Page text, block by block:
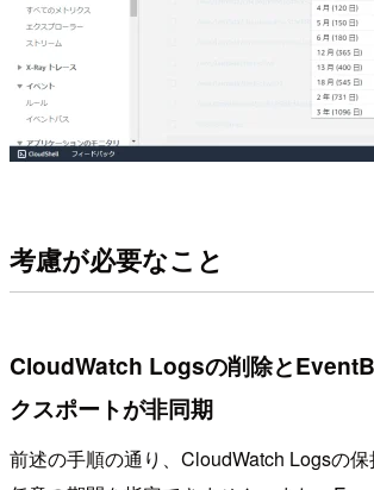
考慮が必要なこと
CloudWatch Logsの削除と
クスポートが非同期
前述の手順の通り、CloudWatch Logsの